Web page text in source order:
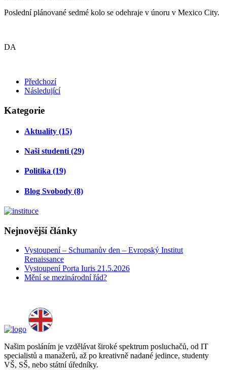
Poslední plánované sedmé kolo se odehraje v únoru v Mexico City.
DA
Předchozí
Následující
Kategorie
Aktuality (15)
Naši studenti (29)
Politika (19)
Blog Svobody (8)
Nejnovější články
Vystoupení – Schumanův den – Evropský Institut
Renaissance
Vystoupení Porta Iuris 21.5.2026
Mění se mezinárodní řád?
Našim posláním je vzdělávat široké spektrum posluchačů, od IT
specialistů a manažerů, až po kreativně nadané jedince, studenty
VŠ, SŠ, nebo státní úředníky.